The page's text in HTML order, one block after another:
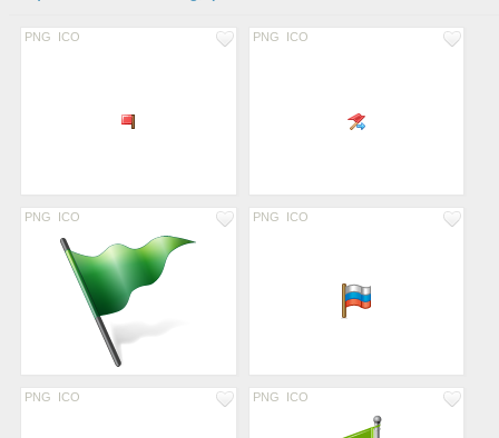
PNG ICO PNG ICO
PNG ICO PNG ICO
PNG ICO PNG ICO